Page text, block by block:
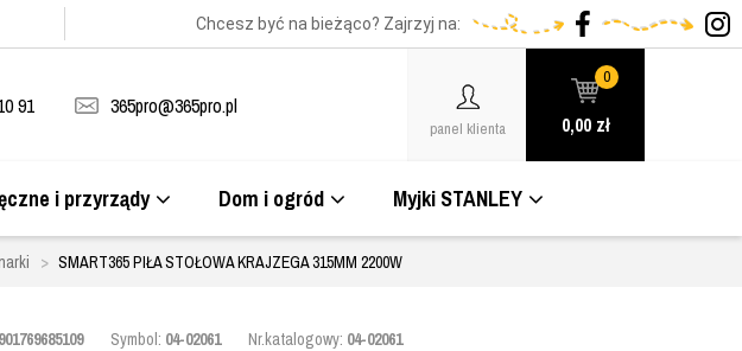
Chcesz być na bieżąco? Zajrzyj na:
91 365pro@365pro.pl
panel klienta
0
0,00 zł
i przyrządy Dom i ogród Myjki STANLEY
SMART365 PIŁA STOŁOWA KRAJZEGA 315MM 2200W
Symbol: 04-02061 Nr.katalogowy: 04-02061